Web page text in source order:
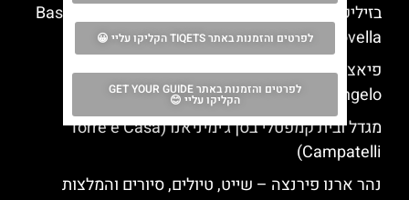
בזיליקת סנטה מריה נובלה (Basilica di Santa Maria
Novella)
פיאצה מיכאלאנג'לו בפירנצה (Piazzale
Michelangelo)
מגדל ובית קמפטלי בסן ג'ימיניאנו (Torre e Casa
Campatelli)
נהר ארנו פירנצה – שייט, טיולים, סיורים והמלצות
לפרטים והזמנות באתר TIQETS הקליקו עליי 😀
לפרטים והזמנות באתר GET YOUR GUIDE
הקליקו עליי 😊